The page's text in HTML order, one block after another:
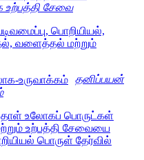
சேவை
பொறியியல்,
வளைத்தல் மற்றும்
தனிப்பயன்
தாள் உலோகப் பொருட்கள்
உற்பத்தி சேவையை
பொருள் தேர்வில்